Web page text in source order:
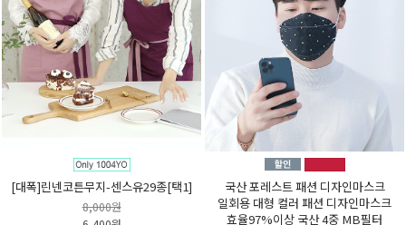
[대폭]린넨코튼무지-센스유29종[택1]
8,000원
국산 포레스트 패션 디자인마스크
일회용 대형 컬러 패션 디자인마스크
효율97%이상 국산 4중 MB필터